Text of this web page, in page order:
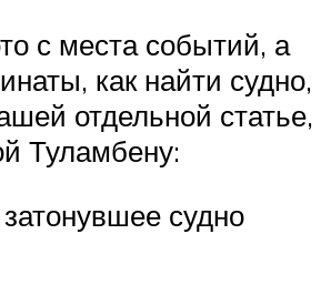
с места событий, а
как найти судно,
отдельной статье,
Туламбену:
судно